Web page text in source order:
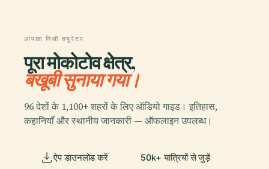
आपका निजी क्यूरेटर
पूरा मोकोटोव क्षेत्र,
बखूबी सुनाया गया।
96 देशों के 1,100+ शहरों के लिए ऑडियो गाइड। इतिहास,
कहानियाँ और स्थानीय जानकारी — ऑफलाइन उपलब्ध।
ऐप डाउनलोड करें 50k+ यात्रियों से जुड़ें